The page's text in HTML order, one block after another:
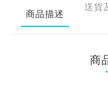
商品描述
送貨
商